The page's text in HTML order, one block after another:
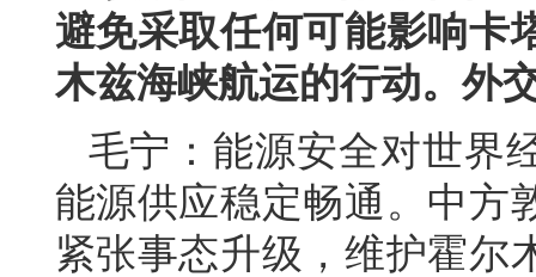
避免采取任何可能影响卡
木兹海峡航运的行动。外
毛宁：能源安全对世界
能源供应稳定畅通。中方
紧张事态升级，维护霍尔